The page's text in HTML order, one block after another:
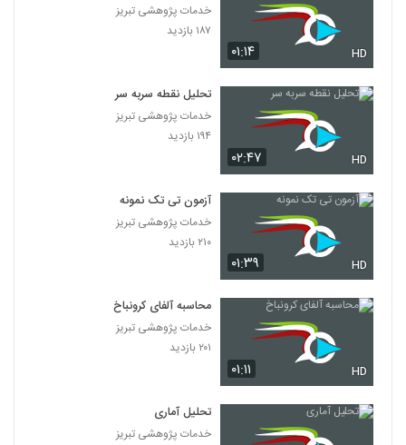
۰۱:۱۴ HD
خدمات پژوهشی تبریز
۱۸۷ بازدید
۰۲:۴۷ HD
تحلیل نقطه سربه سر
خدمات پژوهشی تبریز
۱۹۴ بازدید
۰۱:۳۹ HD
آزمون تی تک نمونه
خدمات پژوهشی تبریز
۲۱۰ بازدید
۰۱:۱۱ HD
محاسبه آلفای کرونباخ
خدمات پژوهشی تبریز
۲۰۱ بازدید
تحلیل آماری
خدمات پژوهشی تبریز